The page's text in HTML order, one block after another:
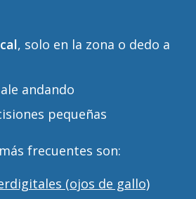
, solo en la zona o dedo a
andando
pequeñas
frecuentes son:
(ojos de gallo)